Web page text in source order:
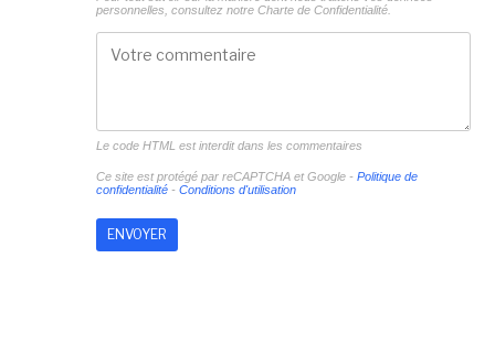
personnelles, consultez notre Charte de Confidentialité.
Le code HTML est interdit dans les commentaires
Ce site est protégé par reCAPTCHA et Google - Politique de
confidentialité- Conditions d'utilisation